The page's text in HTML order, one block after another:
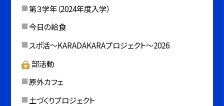
第３学年（2024年度入学）
今日の給食
スポ活～KARADAKARAプロジェクト～2026
部活動
原外カフェ
土づくりプロジェクト